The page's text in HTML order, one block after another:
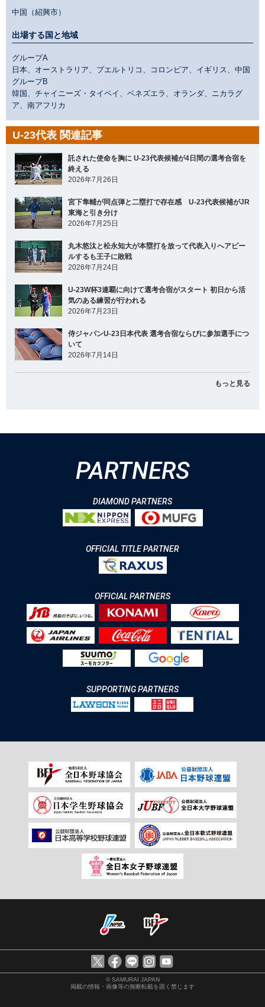
中国（紹興市）
出場する国と地域
グループA
日本、オーストラリア、プエルトリコ、コロンビア、イギリス、中国
グループB
韓国、チャイニーズ・タイペイ、ベネズエラ、オランダ、ニカラグ
ア、南アフリカ
U-23代表 関連記事
託された使命を胸に U-23代表候補が4日間の選考合宿を
終える
2026年7月26日
宮下隼輔が同点弾と二塁打で存在感 U-23代表候補がJR
東海と引き分け
2026年7月25日
丸木悠汰と松永知大が本塁打を放って代表入りへアピー
ルするも王子に敗戦
2026年7月24日
U-23W杯3連覇に向けて選考合宿がスタート 初日から活
気のある練習が行われる
2026年7月23日
侍ジャパンU-23日本代表 選考合宿ならびに参加選手につ
いて
2026年7月14日
もっと見る
PARTNERS
DIAMOND PARTNERS
OFFICIAL TITLE PARTNER
OFFICIAL PARTNERS
SUPPORTING PARTNERS
© SAMURAI JAPAN
掲載の情報・画像等の無断転載を固く禁じます